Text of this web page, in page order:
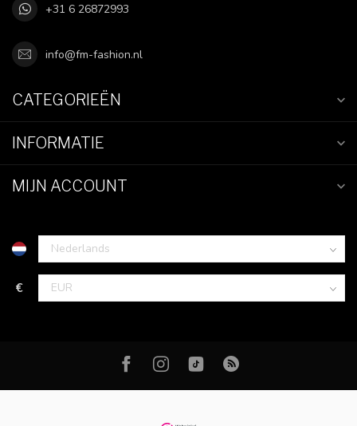
+31 6 26872993
info@fm-fashion.nl
CATEGORIEËN
INFORMATIE
MIJN ACCOUNT
€